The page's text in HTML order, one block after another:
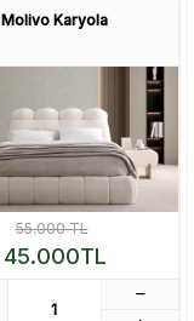
Molivo Karyola
55.000TL
45.000TL